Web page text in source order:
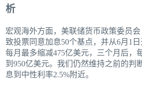
析
宏观海外方面，美联储货币政策委员
致投票同意加息50个基点，并从6月1
每月最多缩减475亿美元，三个月后，
到950亿美元。我们仍然维持之前的判
息到中性利率2.5%附近。